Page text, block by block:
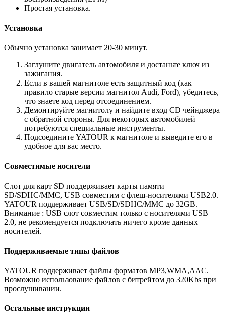
Простая установка.
Установка
Обычно установка занимает 20-30 минут.
Заглушите двигатель автомобиля и достаньте ключ из
зажигания.
Если в вашей магнитоле есть защитный код (как
правило старые версии магнитол Audi, Ford), убедитесь,
что знаете код перед отсоединением.
Демонтируйте магнитолу и найдите вход CD чейнджера
с обратной стороны. Для некоторых автомобилей
потребуются специальные инструменты.
Подсоедините YATOUR к магнитоле и выведите его в
удобное для вас место.
Совместимые носители
Слот для карт SD поддерживает карты памяти
SD/SDHC/MMC, USB совместим с флеш-носителями USB2.0.
YATOUR поддерживает USB/SD/SDHC/MMC до 32GB.
Внимание : USB слот совместим только с носителями USB
2.0, не рекомендуется подключать ничего кроме данных
носителей.
Поддерживаемые типы файлов
YATOUR поддерживает файлы форматов MP3,WMA,AAC.
Возможно использование файлов с битрейтом до 320Kbs при
прослушивании.
Остальные инструкции